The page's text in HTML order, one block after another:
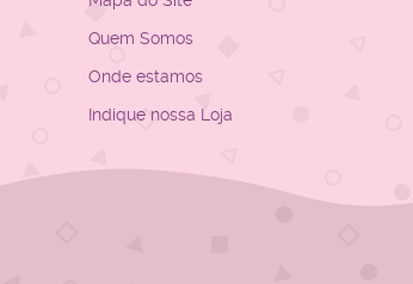
Quem Somos
Onde estamos
Indique nossa Loja